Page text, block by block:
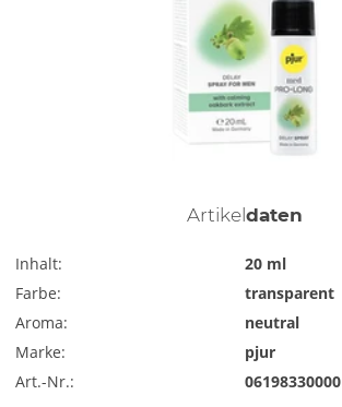
Artikeldaten
Inhalt:
20 ml
Farbe:
transparent
Aroma:
neutral
Marke:
pjur
Art.-Nr.:
06198330000